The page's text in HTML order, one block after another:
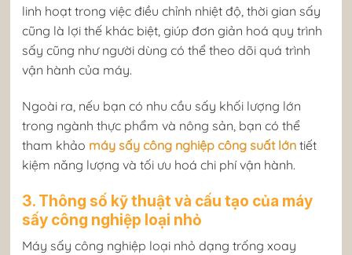
linh hoạt trong việc điều chỉnh nhiệt độ, thời gian sấy
cũng là lợi thế khác biệt, giúp đơn giản hoá quy trình
sấy cũng như người dùng có thể theo dõi quá trình
vận hành của máy.
Ngoài ra, nếu bạn có nhu cầu sấy khối lượng lớn
trong ngành thực phẩm và nông sản, bạn có thể
tham khảo máy sấy công nghiệp công suất lớn tiết
kiệm năng lượng và tối ưu hoá chi phí vận hành.
3. Thông số kỹ thuật và cấu tạo của máy
sấy công nghiệp loại nhỏ
Máy sấy công nghiệp loại nhỏ dạng trống xoay